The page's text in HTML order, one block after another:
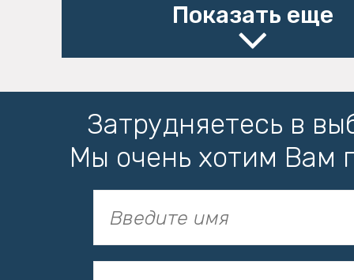
Показать еще
Затрудняетесь в
Мы очень хотим Вам